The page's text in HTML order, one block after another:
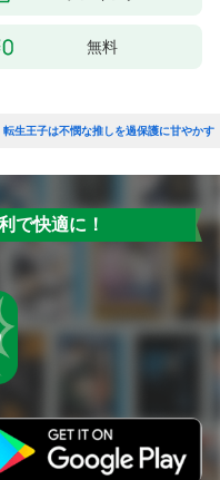
無料
転生王子は不憫な推しを過保護に甘やかす
で快適に！